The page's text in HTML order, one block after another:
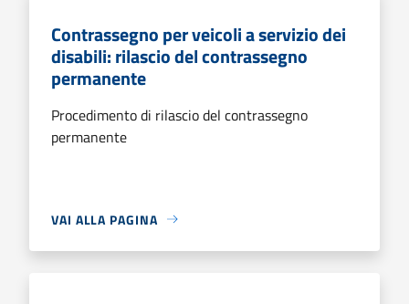
Contrassegno per veicoli a servizio dei
disabili: rilascio del contrassegno
permanente
Procedimento di rilascio del contrassegno
permanente
VAI ALLA PAGINA